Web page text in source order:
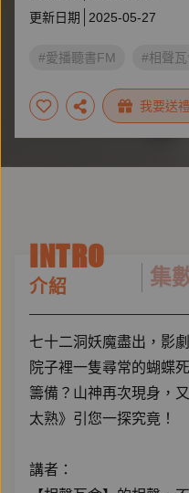
更新日期
2025-05-27
#愛播聽書FM #相聲瓦
我要送禮
INTRO
介紹 集
七十二洞妖魔盡出，影
院子裡一隻尋常的蝴蝶
籌備？山神再次現身，
太熟》引您一探究竟！
講者：